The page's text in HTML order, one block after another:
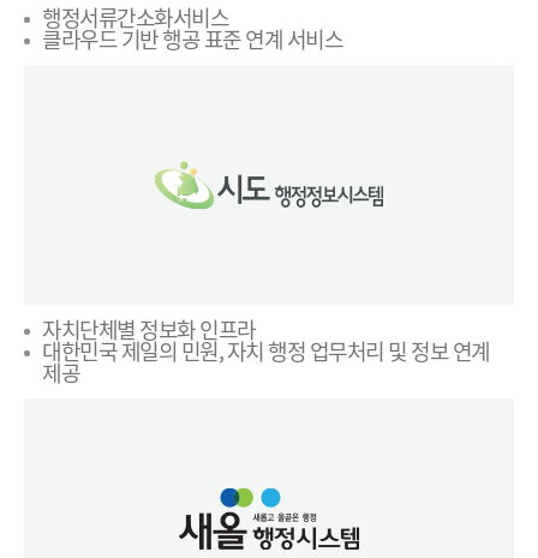
행정서류간소화서비스
클라우드 기반 행공 표준 연계 서비스
자치단체별 정보화 인프라
대한민국 제일의 민원, 자치 행정 업무처리 및 정보 연계
제공